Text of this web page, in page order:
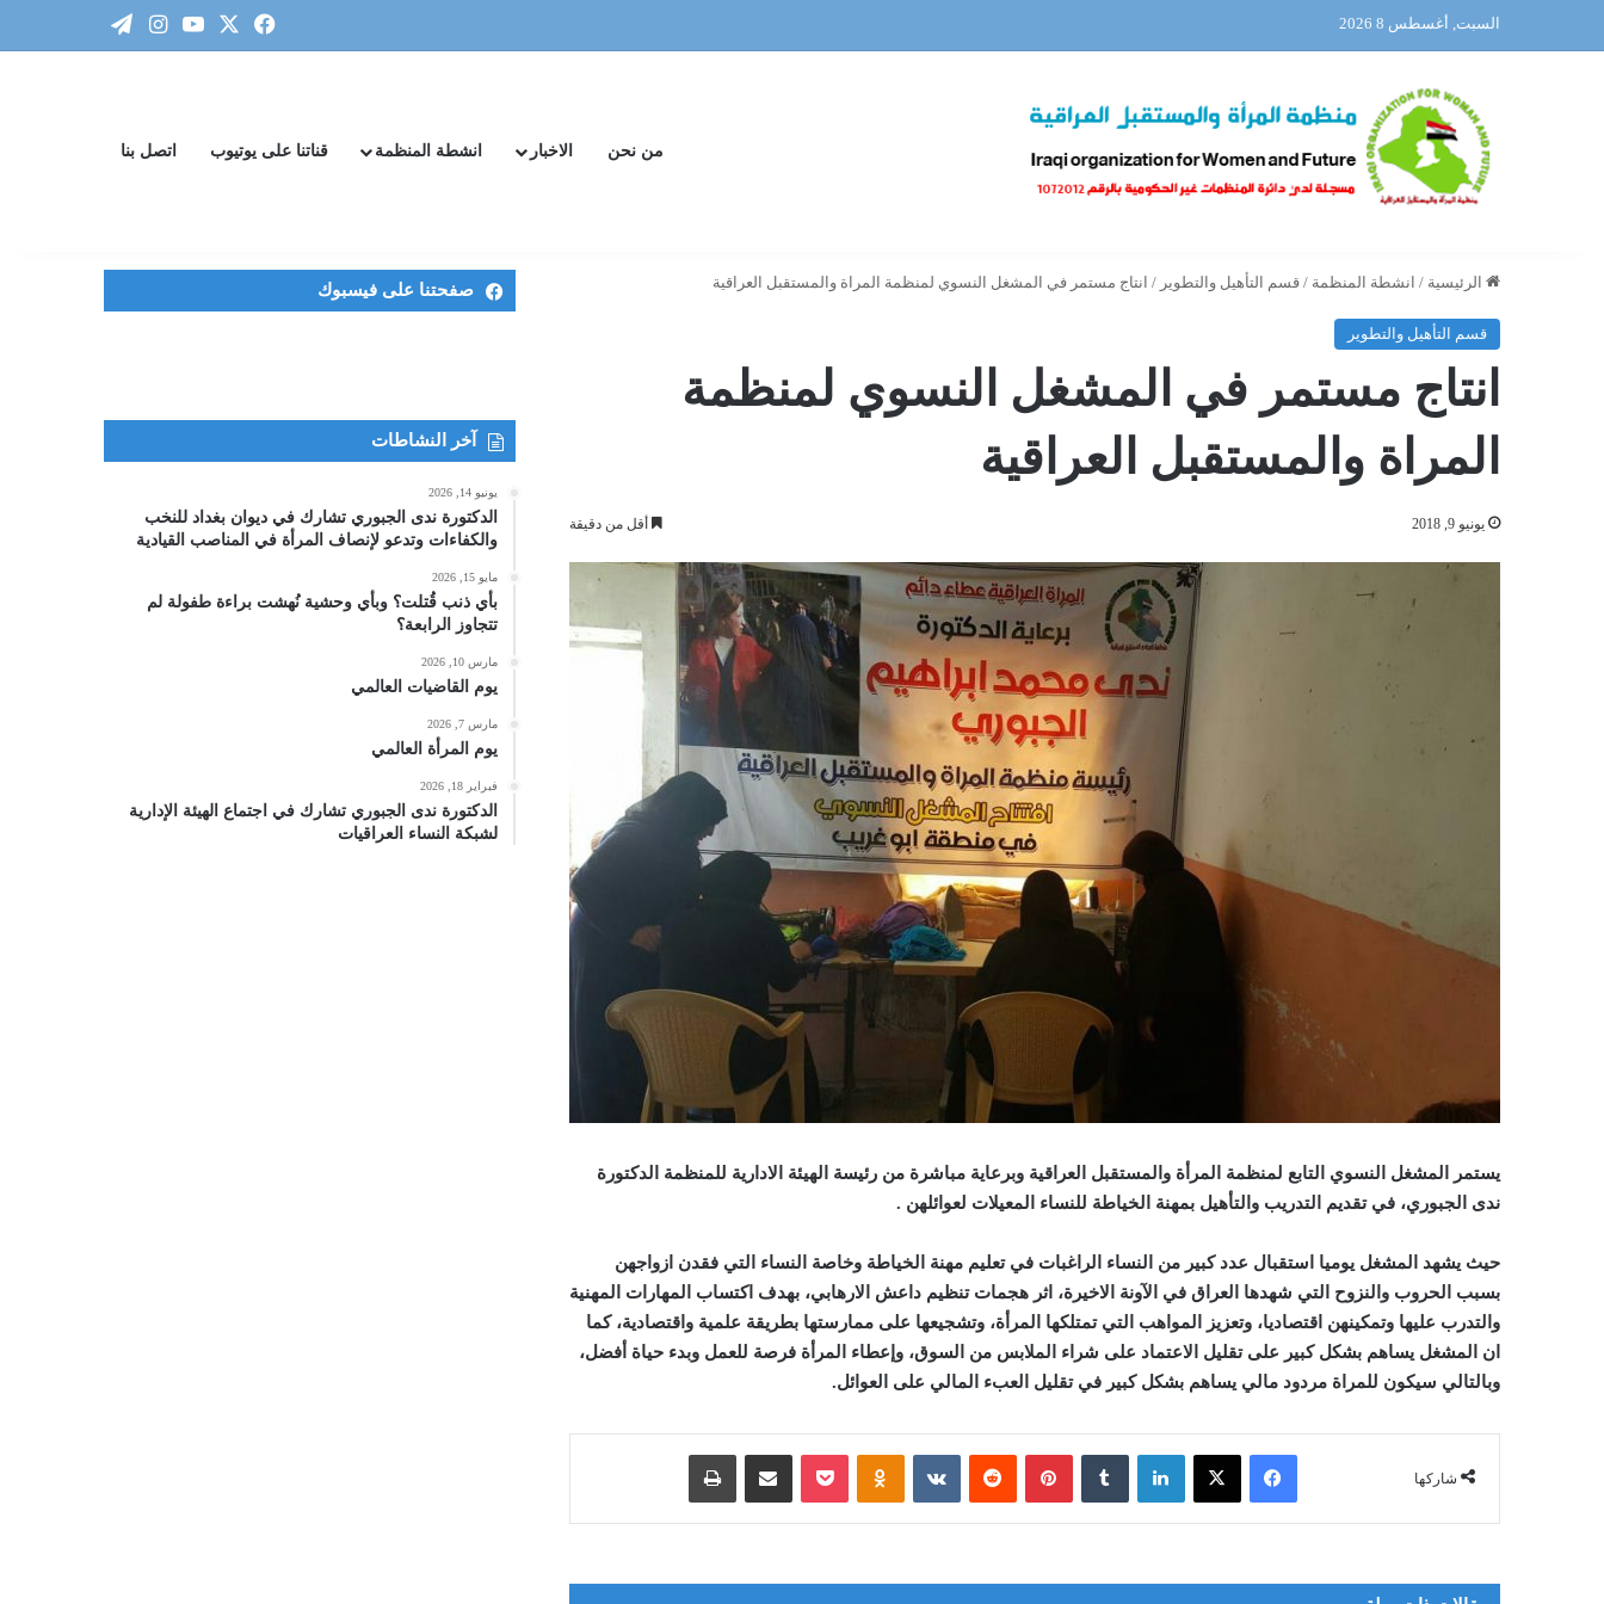
السبت, أغسطس 8 2026 فيسبوك‫YouTube
انستقرام
تيلقرام
من نحن الاخبار انشطة المنظمة قناتنا على يوتيوب اتصل بنا
الرئيسية / انشطة المنظمة / قسم التأهيل والتطوير / انتاج مستمر في المشغل النسوي لمنظمة المراة والمستقبل العراقية
قسم التأهيل والتطوير
انتاج مستمر في المشغل النسوي لمنظمة
المراة والمستقبل العراقية
يونيو 9, 2018 أقل من دقيقة
يستمر المشغل النسوي التابع لمنظمة المرأة والمستقبل العراقية وبرعاية مباشرة من رئيسة الهيئة الادارية للمنظمة الدكتورة
ندى الجبوري، في تقديم التدريب والتأهيل بمهنة الخياطة للنساء المعيلات لعوائلهن .
حيث يشهد المشغل يوميا استقبال عدد كبير من النساء الراغبات في تعليم مهنة الخياطة وخاصة النساء التي فقدن ازواجهن
بسبب الحروب والنزوح التي شهدها العراق في الآونة الاخيرة، اثر هجمات تنظيم داعش الارهابي، بهدف اكتساب المهارات المهنية
والتدرب عليها وتمكينهن اقتصاديا، وتعزيز المواهب التي تمتلكها المرأة، وتشجيعها على ممارستها بطريقة علمية واقتصادية، كما
ان المشغل يساهم بشكل كبير على تقليل الاعتماد على شراء الملابس من السوق، وإعطاء المرأة فرصة للعمل وبدء حياة أفضل،
وبالتالي سيكون للمراة مردود مالي يساهم بشكل كبير في تقليل العبء المالي على العوائل.
شاركها
فيسبوك ‫X لينكدإن ‏Tumblr بينتيريست
‏Reddit
‏VKontakte
Odnoklassniki
‫Pocket مشاركة عبر البريد طباعة
صفحتنا على فيسبوك
آخر النشاطات
يونيو 14, 2026
الدكتورة ندى الجبوري تشارك في ديوان بغداد للنخب
والكفاءات وتدعو لإنصاف المرأة في المناصب القيادية
مايو 15, 2026
بأي ذنب قُتلت؟ وبأي وحشية نُهشت براءة طفولة لم
تتجاوز الرابعة؟
مارس 10, 2026
يوم القاضيات العالمي
مارس 7, 2026
يوم المرأة العالمي
فبراير 18, 2026
الدكتورة ندى الجبوري تشارك في اجتماع الهيئة الإدارية
لشبكة النساء العراقيات